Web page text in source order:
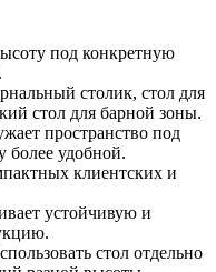
под конкретную
столик, стол для
стол для барной зоны.
пространство под
более удобной.
клиентских и
устойчивую и
стол отдельно